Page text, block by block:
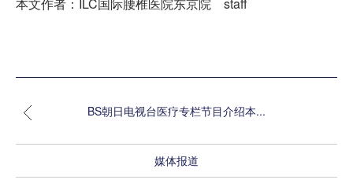
本文作者：ILC国际腰椎医院东京院 staff
BS朝日电视台医疗专栏节目介绍本...
媒体报道